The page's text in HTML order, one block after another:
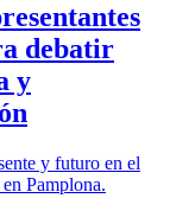
debatir
y
y futuro en el
Pamplona.